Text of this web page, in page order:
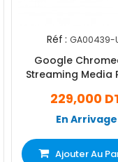
Réf : GA00439-
Google
Streaming Media
229,000
En Arrivage
Ajouter Au